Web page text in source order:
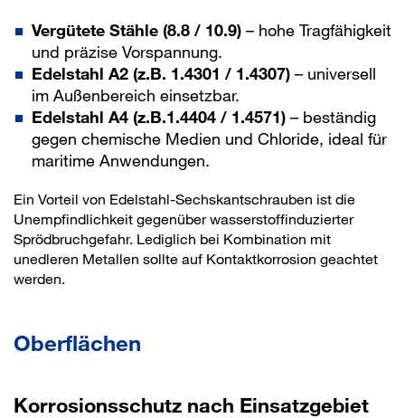
Vergütete Stähle (8.8 / 10.9) – hohe Tragfähigkeit
und präzise Vorspannung.
Edelstahl A2 (z.B. 1.4301 / 1.4307) – universell
im Außenbereich einsetzbar.
Edelstahl A4 (z.B.1.4404 / 1.4571) – beständig
gegen chemische Medien und Chloride, ideal für
maritime Anwendungen.
Ein Vorteil von Edelstahl-Sechskantschrauben ist die
Unempfindlichkeit gegenüber wasserstoffinduzierter
Sprödbruchgefahr. Lediglich bei Kombination mit
unedleren Metallen sollte auf Kontaktkorrosion geachtet
werden.
Oberflächen
Korrosionsschutz nach Einsatzgebiet